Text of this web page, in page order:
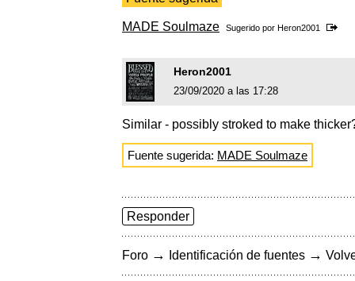
MADE Soulmaze Sugerido por Heron2001
Heron2001
23/09/2020 a las 17:28
Similar - possibly stroked to make
Fuente sugerida: MADE Soulmaze
Responder
Foro → Identificación de fuentes →